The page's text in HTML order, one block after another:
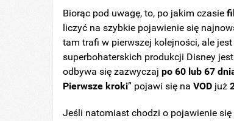
Biorąc pod uwagę, to, po jakim czasie
liczyć na szybkie pojawienie się
tam trafi w pierwszej kolejności, ale
superbohaterskich produkcji Disney
odbywa się zazwyczajpo 60 lub 67
Pierwsze kroki” pojawi się naVOD już
Jeśli natomiast chodzi o pojawienie